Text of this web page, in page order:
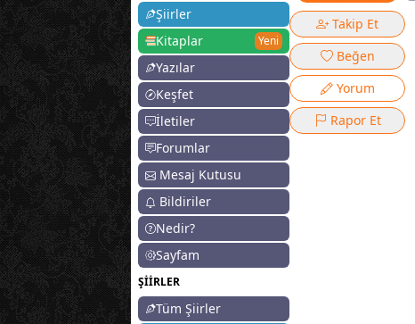
Şiirler
Kitaplar
Yeni
Yazılar
Keşfet
İletiler
Forumlar
Mesaj Kutusu
Bildiriler
Nedir?
Sayfam
ŞİİRLER
Tüm Şiirler
Takip Et
Beğen
Yorum
Rapor Et